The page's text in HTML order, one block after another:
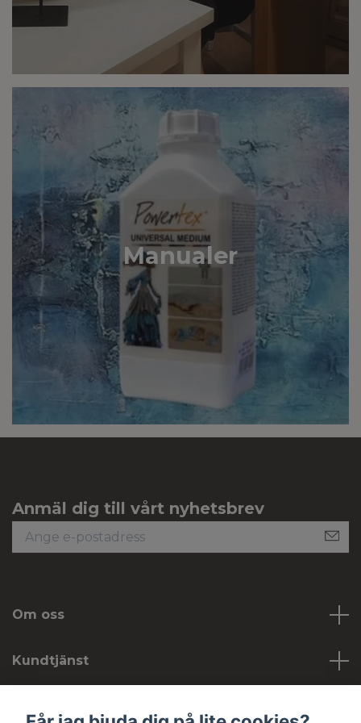
Manualer
Anmäl dig till vårt nyhetsbrev
Om oss
Kundtjänst